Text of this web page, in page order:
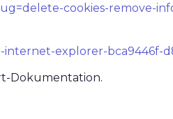
cookies-remove-
explorer-bca9446f-
Dokumentation.